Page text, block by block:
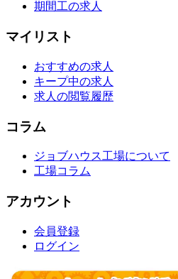
期間工の求人
マイリスト
おすすめの求人
キープ中の求人
求人の閲覧履歴
コラム
ジョブハウス工場について
工場コラム
アカウント
会員登録
ログイン